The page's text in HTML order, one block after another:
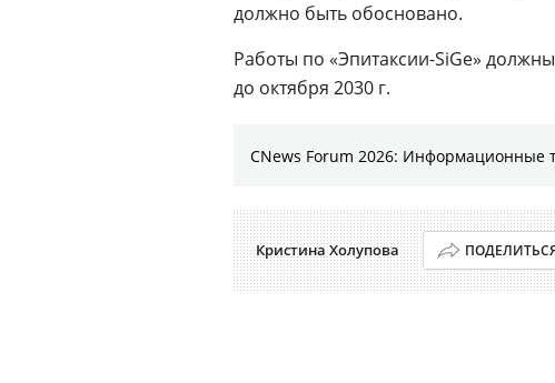
должно быть обосновано.
Работы по «Эпитаксии-SiGe»
до октября 2030 г.
CNews Forum 2026: Информационные
Кристина Холупова